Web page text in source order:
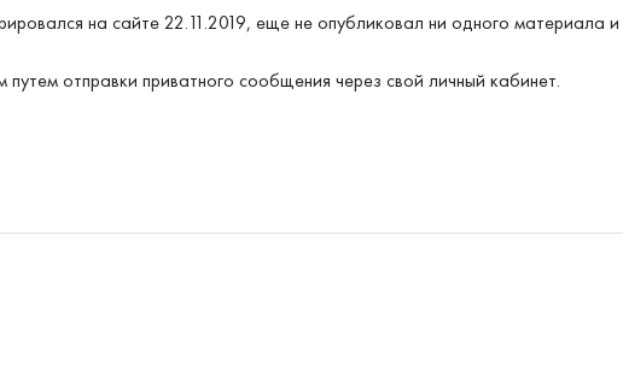
на сайте 22.11.2019, еще не опубликовал ни одного материала и
отправки приватного сообщения через свой личный кабинет.